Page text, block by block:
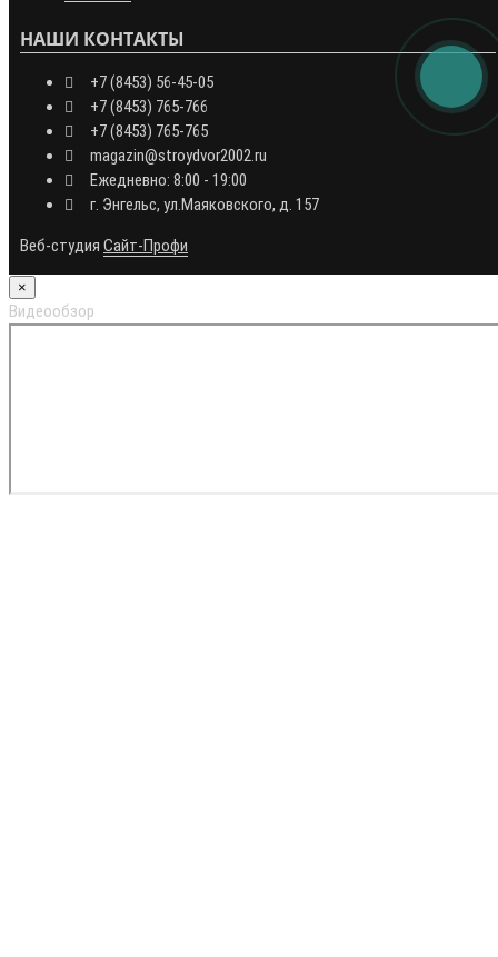
НАШИ КОНТАКТЫ
+7 (8453) 56-45-05
+7 (8453) 765-766
+7 (8453) 765-765
magazin@stroydvor2002.ru
Ежедневно: 8:00 - 19:00
г. Энгельс, ул.Маяковского, д. 157
Веб-студия Сайт-Профи
×
Видеообзор